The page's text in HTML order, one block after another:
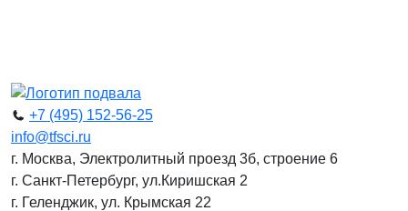
+7 (495) 152-56-25
info@tfsci.ru
г. Москва, Электролитный проезд 3б, строение 6
г. Санкт-Петербург, ул.Киришская 2
г. Геленджик, ул. Крымская 22